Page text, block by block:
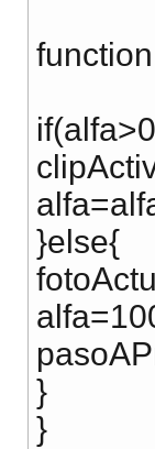
}else{
}
}